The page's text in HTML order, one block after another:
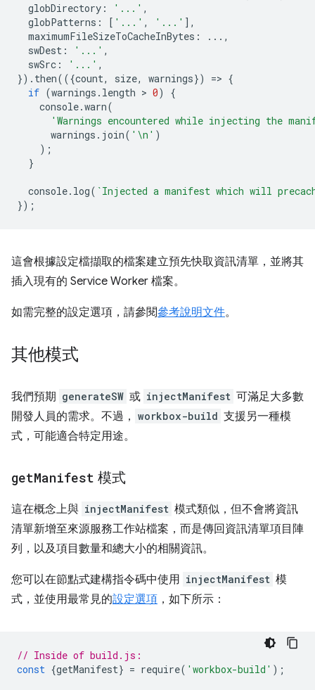
globDirectory : '...' ,
globPatterns : [ '...' , '...' ],
maximumFileSizeToCacheInBytes :
...,
swDest : '...' ,
swSrc : '...' ,
}). then(({count, size, warnings}) => {
if (warnings . length > 0)
{
console.warn(
'Warnings encountered while injecting the
warnings . join( '\n' )
);
}
console. log( `Injected a manifest which will
});
這會根據設定檔擷取的檔案建立預先快取資訊清單，並將其
插入現有的 Service Worker 檔案。
如需完整的設定選項，請參閱參考說明文件。
其他模式
我們預期 generateSW 或 injectManifest 可滿足大多數
開發人員的需求。不過， workbox-build 支援另一種模
式，可能適合特定用途。
getManifest 模式
這在概念上與 injectManifest 模式類似，但不會將資訊
清單新增至來源服務工作站檔案，而是傳回資訊清單項目陣
列，以及項目數量和總大小的相關資訊。
您可以在節點式建構指令碼中使用 injectManifest 模
式，並使用最常見的設定選項 ，如下所示：
// Inside of build.js:
const {getManifest} = require( 'workbox-build' );